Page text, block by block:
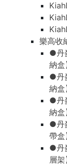
樂高收
●丹
納盒
●丹
納盒
●丹
納盒
●丹
帶盒
●丹
層架